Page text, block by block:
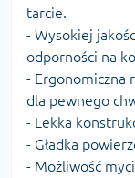
tarcie.
- Wysokiej
odporności na
- Ergonomiczna
dla pewnego
- Lekka
- Gładka
- Możliwość